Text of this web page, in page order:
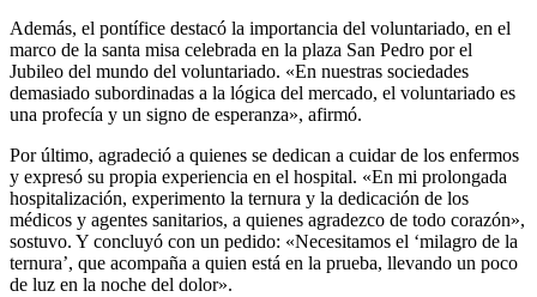
Además, el pontífice destacó la importancia del voluntariado, en el
marco de la santa misa celebrada en la plaza San Pedro por el
Jubileo del mundo del voluntariado. «En nuestras sociedades
demasiado subordinadas a la lógica del mercado, el voluntariado es
una profecía y un signo de esperanza», afirmó.
Por último, agradeció a quienes se dedican a cuidar de los enfermos
y expresó su propia experiencia en el hospital. «En mi prolongada
hospitalización, experimento la ternura y la dedicación de los
médicos y agentes sanitarios, a quienes agradezco de todo corazón»,
sostuvo. Y concluyó con un pedido: «Necesitamos el ‘milagro de la
ternura’, que acompaña a quien está en la prueba, llevando un poco
de luz en la noche del dolor».